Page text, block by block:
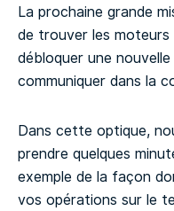
La prochaine grande
de trouver les
débloquer une
communiquer dans la
Dans cette optique,
prendre quelques
exemple de la façon
vos opérations sur le